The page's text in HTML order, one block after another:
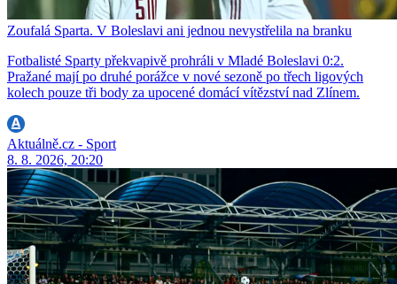
Zoufalá Sparta. V Boleslavi ani jednou nevystřelila na branku
Fotbalisté Sparty překvapivě prohráli v Mladé Boleslavi 0:2.
Pražané mají po druhé porážce v nové sezoně po třech ligových
kolech pouze tři body za upocené domácí vítězství nad Zlínem.
Aktuálně.cz - Sport
8. 8. 2026, 20:20